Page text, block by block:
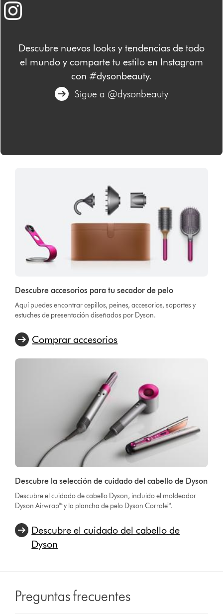
Descubre nuevos looks y tendencias de todo
el mundo y comparte tu estilo en Instagram
con #dysonbeauty.
Sigue a @dysonbeauty
Descubre accesorios para tu secador de pelo
Aquí puedes encontrar cepillos, peines, accesorios, soportes y
estuches de presentación diseñados por Dyson.
Comprar accesorios
Descubre la selección de cuidado del cabello de Dyson
Descubre el cuidado de cabello Dyson, incluido el moldeador
Dyson Airwrap™ y la plancha de pelo Dyson Corrale™.
Descubre el cuidado del cabello de
Dyson
Preguntas frecuentes